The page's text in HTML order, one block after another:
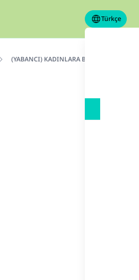
Türkçe
(YABANCI) KADINLARA BİRİNCİ VE